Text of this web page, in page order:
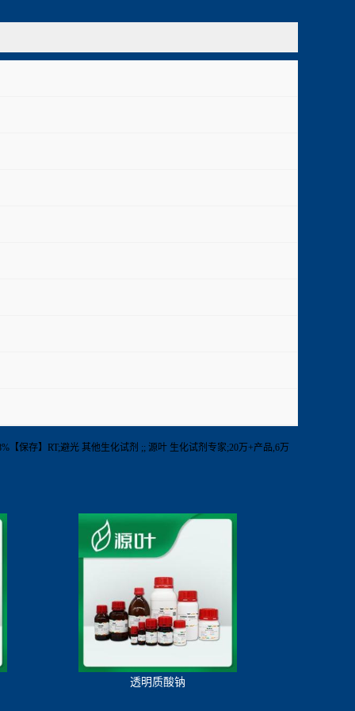
【保存】RT;避光 其他生化试剂 ;; 源叶 生化试剂专家;20万+产品,6万
透明质酸钠